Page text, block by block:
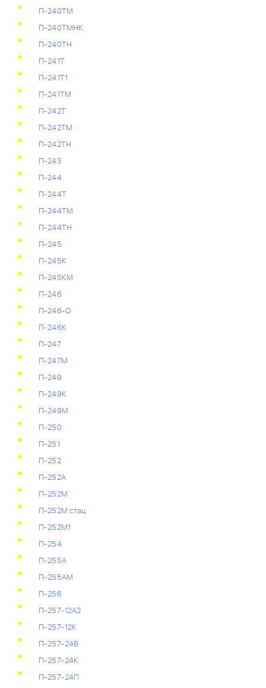
П-240ТМ
П-240ТМНК
П-240ТН
П-241Т
П-241Т1
П-241ТМ
П-242Т
П-242ТМ
П-242ТН
П-243
П-244
П-244Т
П-244ТМ
П-244ТН
П-245
П-245К
П-245КМ
П-246
П-246-О
П-246К
П-247
П-247М
П-249
П-249К
П-249М
П-250
П-251
П-252
П-252А
П-252М
П-252М стац
П-252М1
П-254
П-255А
П-255АМ
П-256
П-257-12А2
П-257-12К
П-257-24В
П-257-24К
П-257-24П